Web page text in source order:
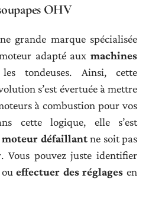
OHV
grande marque spécialisée
adapté aux machines
tondeuses. Ainsi, cette
s’est évertuée à mettre
à combustion pour vos
cette logique, elle s’est
moteur défaillantne soit pas
Vous pouvez juste identifier
oueffectuer des réglages en